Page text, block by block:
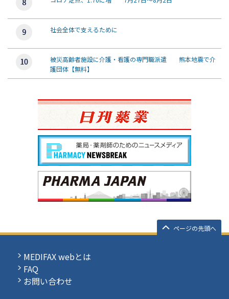
社会全体で支えるために
被災高齢者施設に介護・看護の専門職派遣 熊本地震で介
護団体【無料】
ページの先頭へ
MEDIFAX webとは
FAQ
お問い合わせ